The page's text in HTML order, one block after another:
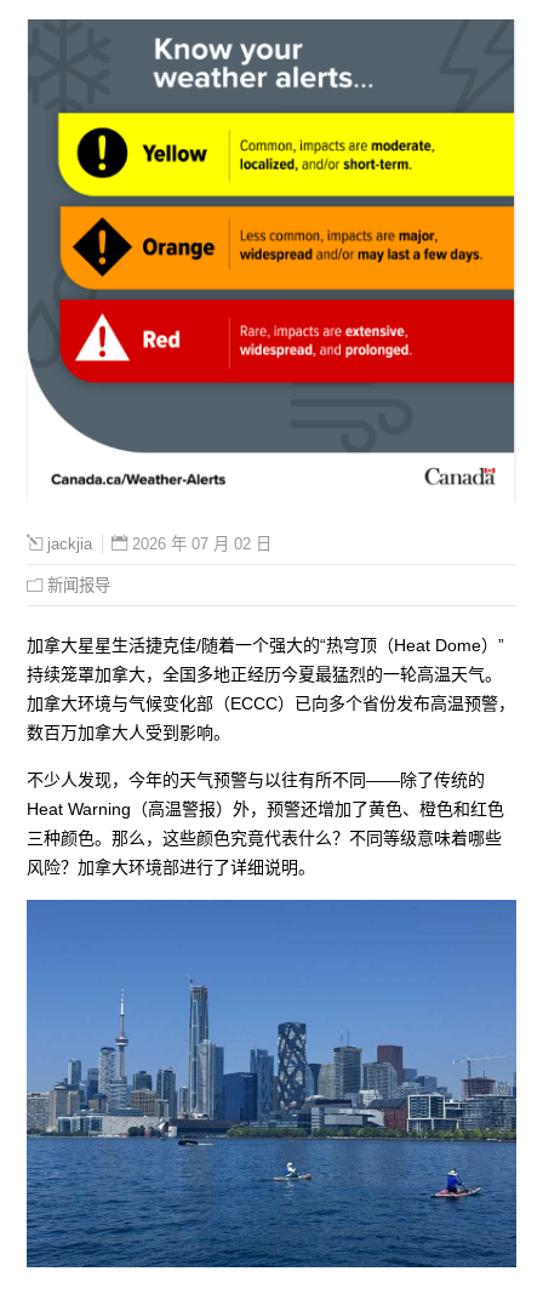
jackjia 2026 年 07 月 02 日
新闻报导
加拿大星星生活捷克佳/随着一个强大的“热穹顶（Heat Dome）”
持续笼罩加拿大，全国多地正经历今夏最猛烈的一轮高温天气。
加拿大环境与气候变化部（ECCC）已向多个省份发布高温预警，
数百万加拿大人受到影响。
不少人发现，今年的天气预警与以往有所不同——除了传统的
Heat Warning（高温警报）外，预警还增加了黄色、橙色和红色
三种颜色。那么，这些颜色究竟代表什么？不同等级意味着哪些
风险？加拿大环境部进行了详细说明。